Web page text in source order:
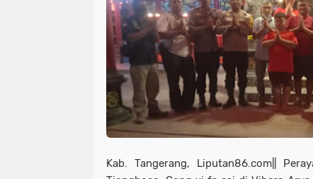
Kab. Tangerang, Liputan86.com||